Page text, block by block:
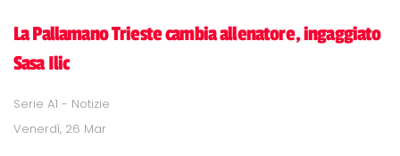
La Pallamano Trieste cambia allenatore, ingaggiato
Sasa Ilic
Serie A1 - Notizie
Venerdì, 26 Mar